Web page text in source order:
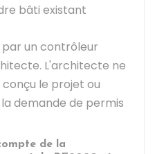
bâti existant
un contrôleur
L'architecte ne
le projet ou
demande de permis
de la